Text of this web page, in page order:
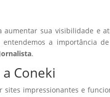
aumentar sua visibilidade e
entendemos a importância
.
Coneki
impressionantes e